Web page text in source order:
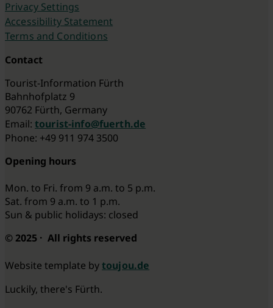
Privacy Settings
Accessibility Statement
Terms and Conditions
Contact
Tourist-Information Fürth
Bahnhofplatz 9
90762 Fürth, Germany
Email: tourist-info@fuerth.de
Phone: +49 911 974 3500
Opening hours
Mon. to Fri. from 9 a.m. to 5 p.m.
Sat. from 9 a.m. to 1 p.m.
Sun & public holidays: closed
© 2025 · All rights reserved
Website template bytoujou.de
Luckily, there's Fürth.